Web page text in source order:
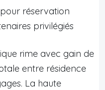
réservation
privilégiés
rime avec gain de
entre résidence
La haute